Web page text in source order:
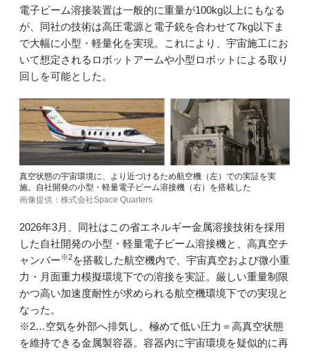
電子ビーム溶接装置は一般的に重量が100kg以上にもなる
が、同社の技術は高圧電源と電子銃を合わせて7kg以下ま
で大幅に小型・軽量化を実現。これにより、宇宙施工にお
いて想定されるロボットアームや小型ロボットによる取り
回しを可能とした。
真空状態の宇宙環境に、より近づけるため航空機（左）での実証を実
施。自社開発の小型・軽量電子ビーム溶接機（右）を搭載した
画像提供：株式会社Space Quarters
2026年3月、同社はこの省エネルギー金属溶接技術を採用
した自社開発の小型・軽量電子ビーム溶接機と、高真空チ
ャンバー※2を搭載した航空機内で、宇宙真空および微小重
力・月面重力模擬環境下での溶接を実証。厳しい重量制限
かつ高い加速度耐性が求められる航空機環境下での実現と
なった。
※2…空気を外部へ排気し、極めて低い圧力＝高真空状態
を維持できる金属製容器。容器内に宇宙環境を疑似的に再